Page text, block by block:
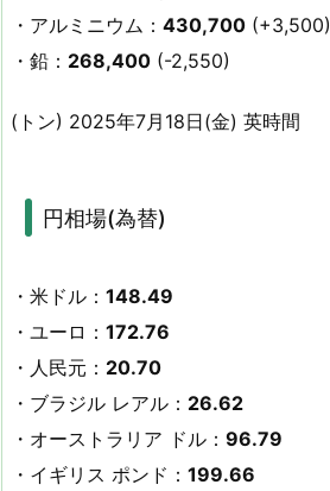
・アルミニウム： 430,700 (+3,500)
・鉛： 268,400 (-2,550)
(トン) 2025年7月18日(金) 英時間
円相場(為替)
・米ドル： 148.49
・ユーロ： 172.76
・人民元： 20.70
・ブラジル レアル： 26.62
・オーストラリア ドル： 96.79
・イギリス ポンド： 199.66